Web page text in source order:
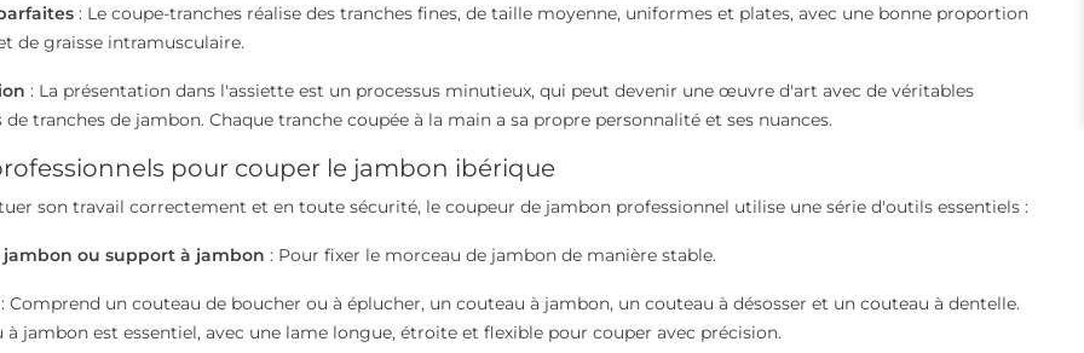
: Le coupe-tranches réalise des tranches fines, de taille moyenne, uniformes et plates, avec une bonne proportion
de graisse intramusculaire.
: La présentation dans l'assiette est un processus minutieux, qui peut devenir une œuvre d'art avec de véritables
de tranches de jambon. Chaque tranche coupée à la main a sa propre personnalité et ses nuances.
pour couper le jambon ibérique
son travail correctement et en toute sécurité, le coupeur de jambon professionnel utilise une série d'outils essentiels :
jambon ou support à jambon : Pour fixer le morceau de jambon de manière stable.
Comprend un couteau de boucher ou à éplucher, un couteau à jambon, un couteau à désosser et un couteau à dentelle.
à jambon est essentiel, avec une lame longue, étroite et flexible pour couper avec précision.